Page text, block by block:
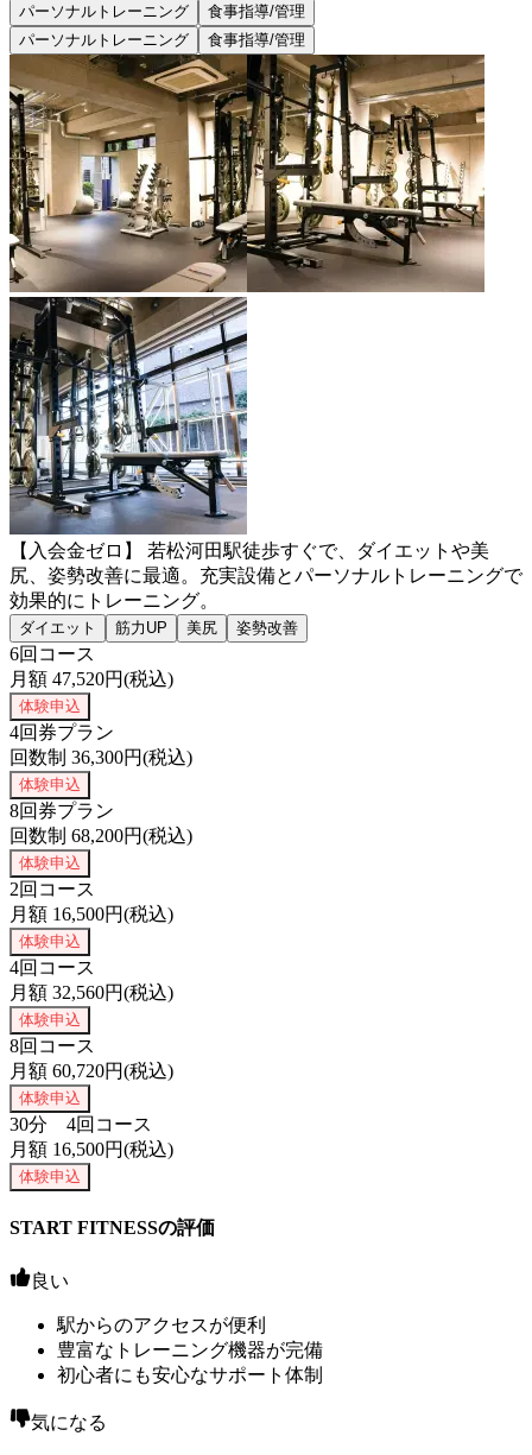
パーソナルトレーニング
食事指導/管理
パーソナルトレーニング
食事指導/管理
【入会金ゼロ】 若松河田駅徒歩すぐで、ダイエットや美
尻、姿勢改善に最適。充実設備とパーソナルトレーニングで
効果的にトレーニング。
ダイエット 筋力UP 美尻 姿勢改善
6回コース
月額 47,520円(税込)
体験申込
4回券プラン
回数制 36,300円(税込)
体験申込
8回券プラン
回数制 68,200円(税込)
体験申込
2回コース
月額 16,500円(税込)
体験申込
4回コース
月額 32,560円(税込)
体験申込
8回コース
月額 60,720円(税込)
体験申込
30分 4回コース
月額 16,500円(税込)
体験申込
START FITNESSの評価
良い
駅からのアクセスが便利
豊富なトレーニング機器が完備
初心者にも安心なサポート体制
気になる